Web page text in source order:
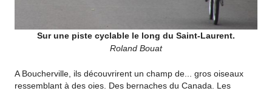
Sur une piste cyclable le long du Saint-Laurent.
Roland Bouat
A Boucherville, ils découvrirent un champ de... gros oiseaux
ressemblant à des oies. Des bernaches du Canada. Les